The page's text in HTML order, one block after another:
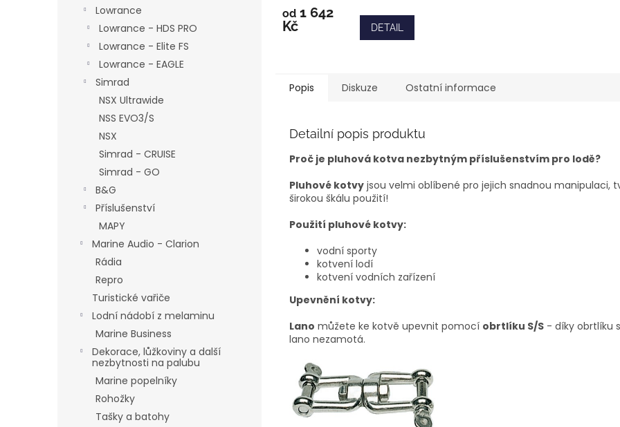
Lowrance
Lowrance - HDS PRO
Lowrance - Elite FS
Lowrance - EAGLE
Simrad
NSX Ultrawide
NSS EVO3/S
NSX
Simrad - CRUISE
Simrad - GO
B&G
Příslušenství
MAPY
Marine Audio - Clarion
Rádia
Repro
Turistické vařiče
Lodní nádobí z melaminu
Marine Business
Dekorace, lůžkoviny a další
nezbytnosti na palubu
Marine popelníky
Rohožky
Tašky a batohy
od 1 642
Kč
DETAIL
Popis Diskuze Ostatní informace
Detailní popis produktu
Proč je pluhová kotva nezbytným příslušenstvím pro lodě?
Pluhové kotvy jsou velmi oblíbené pro jejich snadnou manipulaci,
širokou škálu použití!
Použití pluhové kotvy:
vodní sporty
kotvení lodí
kotvení vodních zařízení
Upevnění kotvy:
Lano můžete ke kotvě upevnit pomocí obrtlíku S/S - díky obrtlíku
lano nezamotá.